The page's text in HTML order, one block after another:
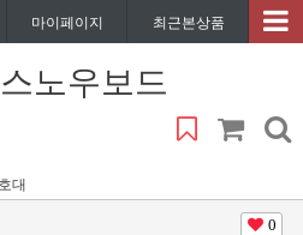
마이페이지 최근본상품
노우보드
대
0